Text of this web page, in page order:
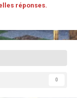
réponses.
0